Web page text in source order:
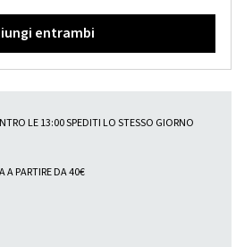
entrambi
LE 13:00 SPEDITI LO STESSO GIORNO
A PARTIRE DA 40€